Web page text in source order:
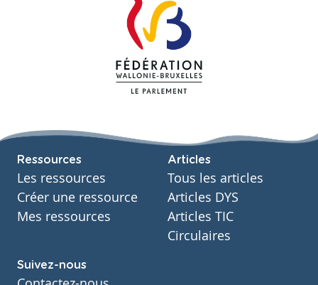
Ressources
Les ressources
Créer une ressource
Mes ressources
Articles
Tous les articles
Articles DYS
Articles TIC
Circulaires
Suivez-nous